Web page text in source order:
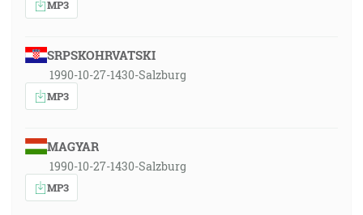
MP3
SRPSKOHRVATSKI
1990-10-27-1430-Salzburg
MP3
MAGYAR
1990-10-27-1430-Salzburg
MP3